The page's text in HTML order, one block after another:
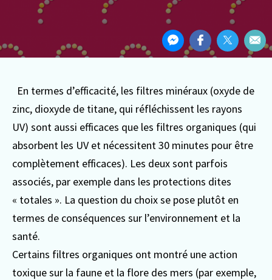
Partager
cetPartager
sur
Partager
sur
Partager
sur Par
En termes d’efficacité, les filtres minéraux (oxyde de
zinc, dioxyde de titane, qui réfléchissent les rayons
UV) sont aussi efficaces que les filtres organiques (qui
absorbent les UV et nécessitent 30 minutes pour être
complètement efficaces). Les deux sont parfois
associés, par exemple dans les protections dites
« totales ». La question du choix se pose plutôt en
termes de conséquences sur l’environnement et la
santé.
Certains filtres organiques ont montré une action
toxique sur la faune et la flore des mers (par exemple,